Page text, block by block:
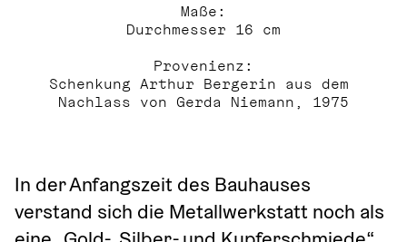
Maße:
Durchmesser 16 cm
Provenienz:
Schenkung Arthur Bergerin aus dem
Nachlass von Gerda Niemann, 1975
In der Anfangszeit des Bauhauses
verstand sich die Metallwerkstatt noch als